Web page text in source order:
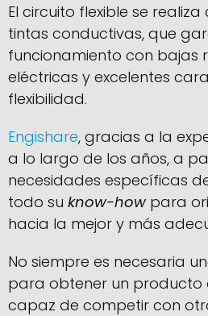
El circuito flexible se
tintas conductivas, que
funcionamiento con bajas
eléctricas y excelentes
flexibilidad.
Engishare, gracias a la
a lo largo de los años, a
necesidades específicas
todo su know-howpara
hacia la mejor y más
No siempre es necesaria
para obtener un producto
capaz de competir con